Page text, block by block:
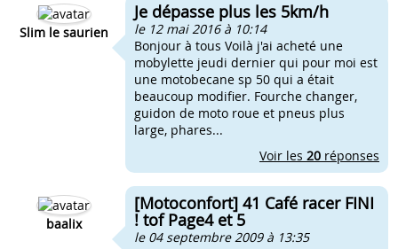
Slim le saurien
Je dépasse plus les 5km/h
le 12 mai 2016 à 10:14
Bonjour à tous Voilà j'ai acheté une
mobylette jeudi dernier qui pour moi est
une motobecane sp 50 qui a était
beaucoup modifier. Fourche changer,
guidon de moto roue et pneus plus
large, phares...
Voir les 20 réponses
baalix
[Motoconfort] 41 Café racer FINI
! tof Page4 et 5
le 04 septembre 2009 à 13:35